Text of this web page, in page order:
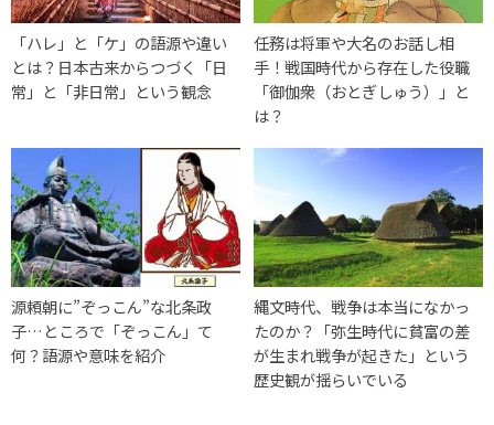
「ハレ」と「ケ」の語源や違い
とは？日本古来からつづく「日
常」と「非日常」という観念
任務は将軍や大名のお話し相
手！戦国時代から存在した役職
「御伽衆（おとぎしゅう）」と
は？
源頼朝に”ぞっこん”な北条政
子…ところで「ぞっこん」て
何？語源や意味を紹介
縄文時代、戦争は本当になかっ
たのか？「弥生時代に貧富の差
が生まれ戦争が起きた」という
歴史観が揺らいでいる